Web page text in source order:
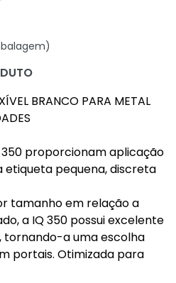
BRANCO PARA METAL
proporcionam aplicação
pequena, discreta
tamanho em relação a
a IQ 350 possui excelente
tornando-a uma escolha
portais. Otimizada para